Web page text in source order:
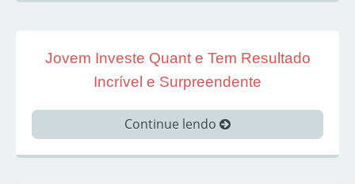
Jovem Investe Quant e Tem Resultado
Incrível e Surpreendente
Continue lendo